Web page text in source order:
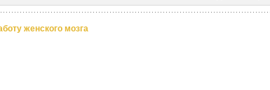
женского мозга